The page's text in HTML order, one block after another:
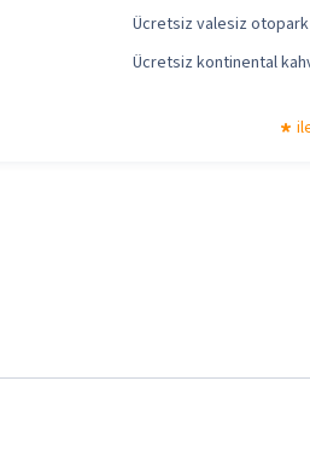
Ücretsiz valesiz otopark
Ücretsiz kontinental